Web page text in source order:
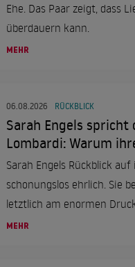
Ehe. Das Paar zeigt, dass
überdauern kann.
MEHR
06.08.2026 RÜCKBLICK
Sarah Engels
Lombardi: Warum
Sarah Engels Rückblick
schonungslos ehrlich. Sie
letztlich am enormen
MEHR